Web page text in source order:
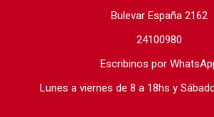
Bulevar España 2162
24100980
Escribinos por
Lunes a viernes de 8 a 18hs y